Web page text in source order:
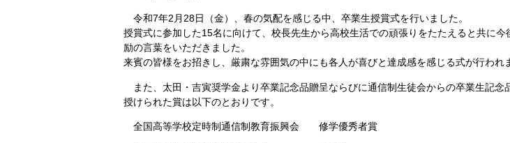
令和7年2月28日（金）、春の気配を感じる中、卒業生授賞式を行いました。
授賞式に参加した15名に向けて、校長先生から高校生活での頑張りをたたえると共に今
励の言葉をいただきました。
来賓の皆様をお招きし、厳粛な雰囲気の中にも各人が喜びと達成感を感じる式が行われ
また、太田・吉寅奨学金より卒業記念品贈呈ならびに通信制生徒会からの卒業生記念
授けられた賞は以下のとおりです。
全国高等学校定時制通信制教育振興会 修学優秀者賞